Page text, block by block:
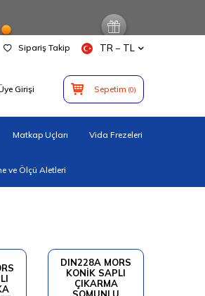
Sipariş Takip TR − TL
Girişi Sepetim (0)
Matkap Uçları Vida Frezeleri
ve Ölçü Aletleri
DIN228A MORS
KONIK SAPLI
ÇIKARMA